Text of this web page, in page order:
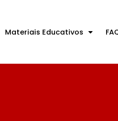
Materiais Educativos